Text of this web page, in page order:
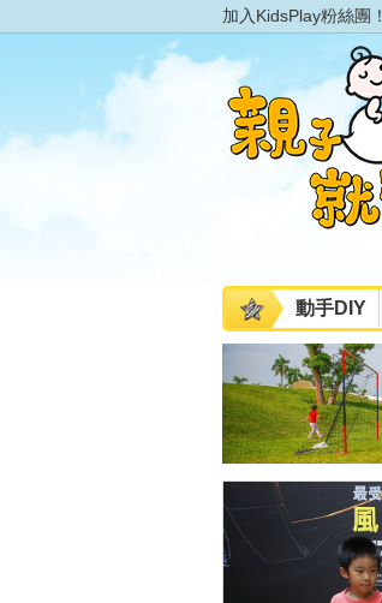
加入KidsPlay粉絲團！
動手DIY